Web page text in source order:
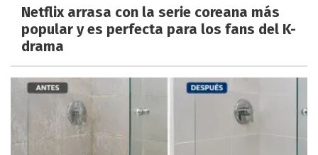
Netflix arrasa con la serie coreana más
popular y es perfecta para los fans del K-
drama